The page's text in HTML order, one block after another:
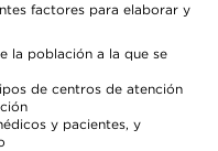
factores para elaborar y
la población a la que se
de centros de atención
y pacientes, y